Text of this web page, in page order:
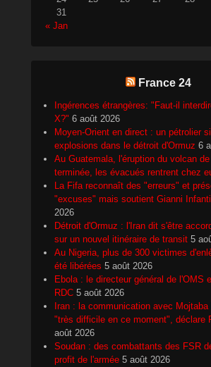
31
« Jan
France 24
Ingérences étrangères: "Faut-il
X?" 6 août 2026
Moyen-Orient en direct : un pétrolier
explosions dans le détroit d'Ormuz 6
Au Guatemala, l'éruption du volcan
terminée, les évacués rentrent chez
La Fifa reconnaît des "erreurs" et
"excuses" mais soutient Gianni
2026
Détroit d'Ormuz : l'Iran dit s'être
sur un nouvel itinéraire de transit 5
Au Nigeria, plus de 300 victimes
été libérées 5 août 2026
Ebola : le directeur général de l'OMS
RDC 5 août 2026
Iran : la communication avec
"très difficile en ce moment", déclare
août 2026
Soudan : des combattants des FSR
profit de l'armée 5 août 2026